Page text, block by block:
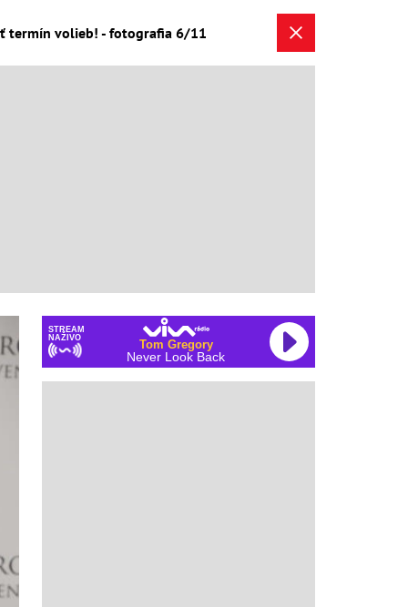
termín volieb! - fotografia 6/11
STREAM
NAŽIVO
Tom Gregory
Never Look Back